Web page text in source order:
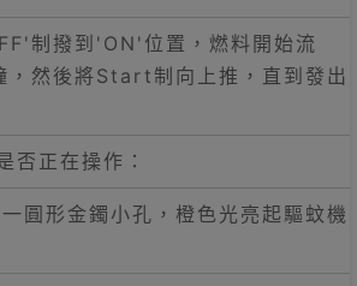
制撥到'ON'位置，燃料開始流
，然後將Start制向上推，直到發出
否正在操作：
圓形金鐲小孔，橙色光亮起驅蚊機